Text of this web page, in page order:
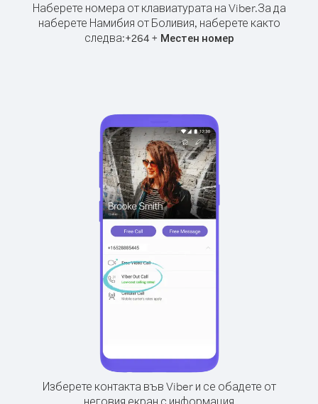
Наберете номера от клавиатурата на Viber.За да
наберете Намибия от Боливия, наберете както
следва:+264+ Местен номер
Изберете контакта във Viber и се обадете от
неговия екран с информация